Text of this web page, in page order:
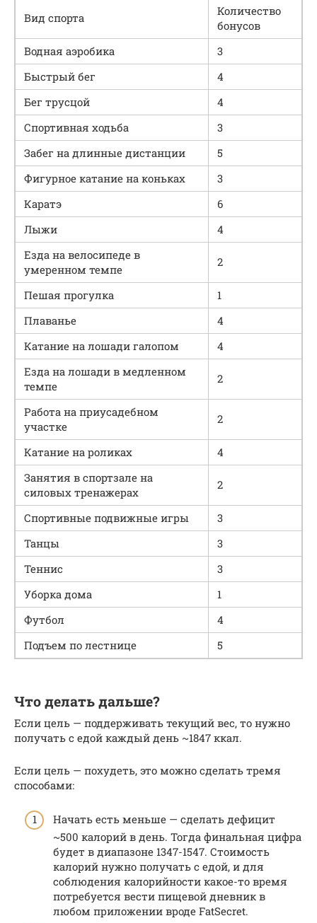
Вид спорта
Количество
бонусов
Водная аэробика
3
Быстрый бег
4
Бег трусцой
4
Спортивная ходьба
3
Забег на длинные дистанции
5
Фигурное катание на коньках
3
Каратэ
6
Лыжи
4
Езда на велосипеде в
умеренном темпе
2
Пешая прогулка
1
Плаванье
4
Катание на лошади галопом
4
Езда на лошади в медленном
темпе
2
Работа на приусадебном
участке
2
Катание на роликах
4
Занятия в спортзале на
силовых тренажерах
2
Спортивные подвижные игры
3
Танцы
3
Теннис
3
Уборка дома
1
Футбол
4
Подъем по лестнице
5
Что делать дальше?
Если цель — поддерживать текущий вес, то нужно
получать с едой каждый день ~1847 ккал.
Если цель — похудеть, это можно сделать тремя
способами:
Начать есть меньше — сделать дефицит
~500 калорий в день. Тогда финальная цифра
будет в диапазоне 1347-1547. Стоимость
калорий нужно получать с едой, и для
соблюдения калорийности какое-то время
потребуется вести пищевой дневник в
любом приложении вроде FatSecret.